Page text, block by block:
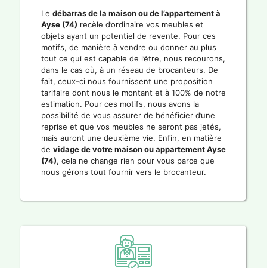
Le débarras de la maison ou de l’appartement à
Ayse (74) recèle d’ordinaire vos meubles et
objets ayant un potentiel de revente. Pour ces
motifs, de manière à vendre ou donner au plus
tout ce qui est capable de l’être, nous recourons,
dans le cas où, à un réseau de brocanteurs. De
fait, ceux-ci nous fournissent une proposition
tarifaire dont nous le montant et à 100% de notre
estimation. Pour ces motifs, nous avons la
possibilité de vous assurer de bénéficier d’une
reprise et que vos meubles ne seront pas jetés,
mais auront une deuxième vie. Enfin, en matière
de vidage de votre maison ou appartement Ayse
(74), cela ne change rien pour vous parce que
nous gérons tout fournir vers le brocanteur.